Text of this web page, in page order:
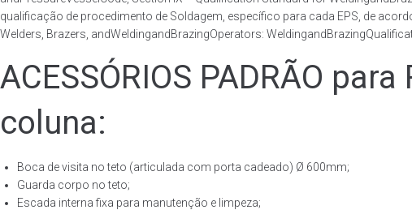
qualificação de procedimento de Soldagem, específico para cada EPS, de
Welders, Brazers, andWeldingandBrazingOperators:
ACESSÓRIOS PADRÃO
coluna:
Boca de visita no teto (articulada com porta cadeado) Ø 600mm;
Guarda corpo no teto;
Escada interna fixa para manutenção e limpeza;